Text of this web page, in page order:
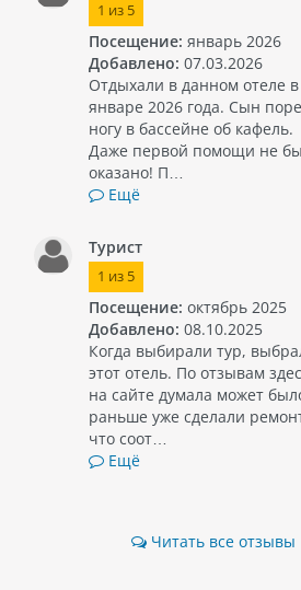
1 из 5
Посещение: январь 2026
Добавлено: 07.03.2026
Отдыхали в данном отеле в
январе 2026 года. Сын
ногу в бассейне об кафель.
Даже первой помощи не
оказано! П…
Ещё
Турист
1 из 5
Посещение: октябрь 2025
Добавлено: 08.10.2025
Когда выбирали тур,
этот отель. По отзывам
на сайте думала может
раньше уже сделали
что соот…
Ещё
Читать все отзывы